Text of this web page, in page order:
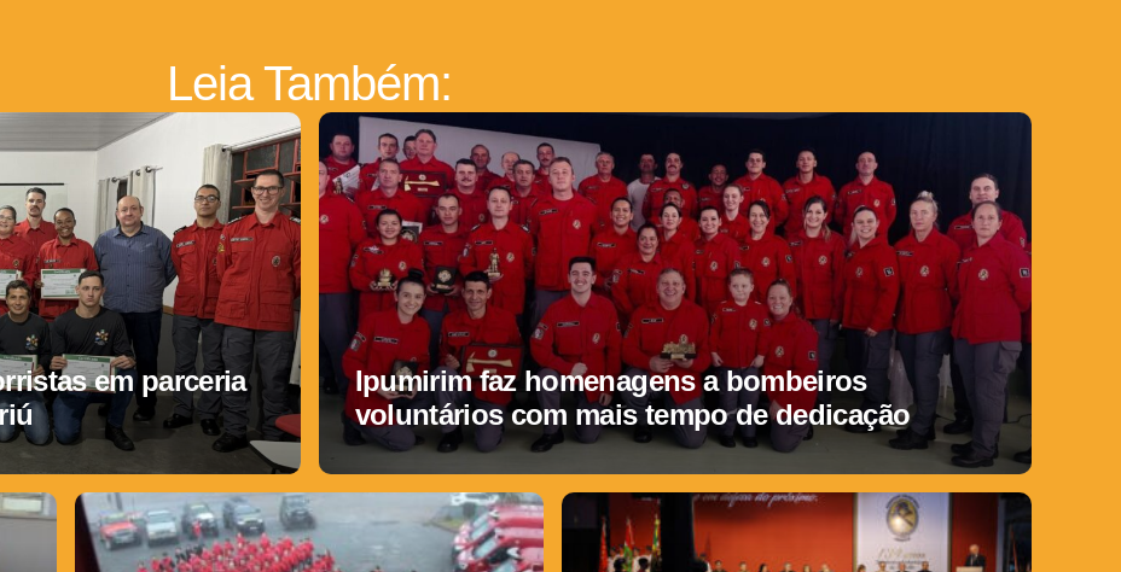
Leia Também:
em parceria
Ipumirim faz homenagens a bombeiros
voluntários com mais tempo de dedicação